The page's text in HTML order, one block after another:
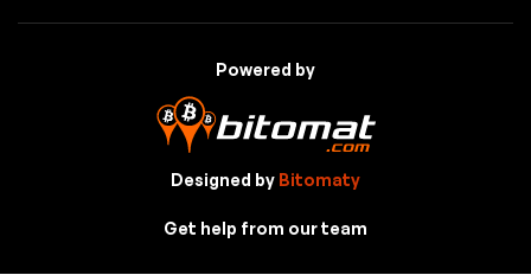
Powered by
Designed by Bitomaty
Get help from our team